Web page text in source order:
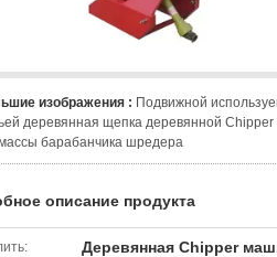
изображения : Подвижной
деревянная щепка деревянной Chipper
барабанчика шредера
описание продукта
Деревянная Chipper